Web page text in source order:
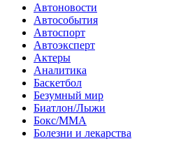
Автоновости
Автособытия
Автоспорт
Автоэксперт
Актеры
Аналитика
Баскетбол
Безумный мир
Биатлон/Лыжи
Бокс/MMA
Болезни и лекарства